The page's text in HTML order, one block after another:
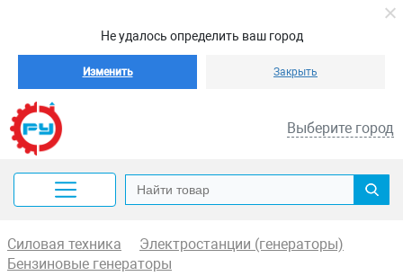
Не удалось определить ваш город
Изменить Закрыть
Выберите город
Силовая техника
Электростанции (генераторы)
Бензиновые генераторы